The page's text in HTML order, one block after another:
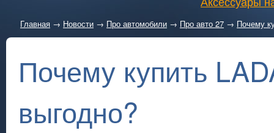
Главная → Новости → Про автомобили → Про авто 27 → Почему
Почему купить
выгодно?